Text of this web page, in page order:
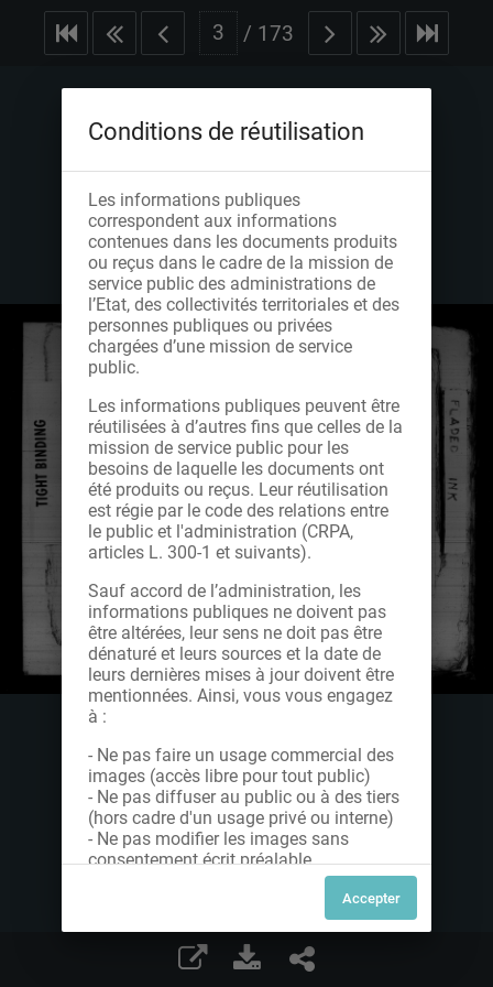
/ 173
Conditions de réutilisation
Les informations publiques
correspondent aux informations
contenues dans les documents produits
ou reçus dans le cadre de la mission de
service public des administrations de
l’Etat, des collectivités territoriales et des
personnes publiques ou privées
chargées d’une mission de service
public.
Les informations publiques peuvent être
réutilisées à d’autres fins que celles de la
mission de service public pour les
besoins de laquelle les documents ont
été produits ou reçus. Leur réutilisation
est régie par le code des relations entre
le public et l'administration (CRPA,
articles L. 300-1 et suivants).
Sauf accord de l’administration, les
informations publiques ne doivent pas
être altérées, leur sens ne doit pas être
dénaturé et leurs sources et la date de
leurs dernières mises à jour doivent être
mentionnées. Ainsi, vous vous engagez
à :
- Ne pas faire un usage commercial des
images (accès libre pour tout public)
- Ne pas diffuser au public ou à des tiers
(hors cadre d'un usage privé ou interne)
- Ne pas modifier les images sans
consentement écrit préalable
Dans le cas contraire, nous vous invitons
à nous contacter afin de solliciter le type
de Licence souhaitée parmi celles
proposées et le cas échéant, acquitter